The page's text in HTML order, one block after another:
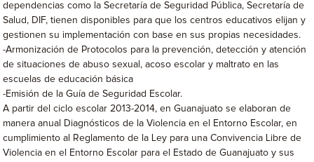
dependencias como la Secretaría de Seguridad Pública, Secretaría de
Salud, DIF, tienen disponibles para que los centros educativos elijan y
gestionen su implementación con base en sus propias necesidades.
-Armonización de Protocolos para la prevención, detección y atención
de situaciones de abuso sexual, acoso escolar y maltrato en las
escuelas de educación básica
-Emisión de la Guía de Seguridad Escolar.
A partir del ciclo escolar 2013-2014, en Guanajuato se elaboran de
manera anual Diagnósticos de la Violencia en el Entorno Escolar, en
cumplimiento al Reglamento de la Ley para una Convivencia Libre de
Violencia en el Entorno Escolar para el Estado de Guanajuato y sus